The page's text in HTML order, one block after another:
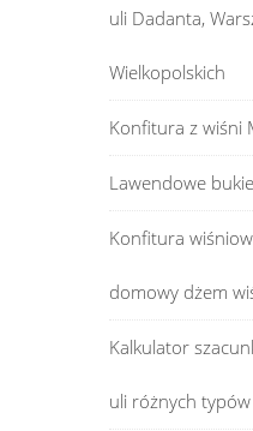
uli Dadanta,
Wielkopolskich
Konfitura z wiśni
Lawendowe
Konfitura
domowy dżem
Kalkulator
uli różnych typów